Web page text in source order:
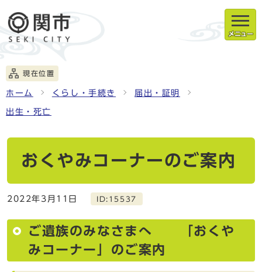
メニュー
現在位置
ホーム くらし・手続き 届出・証明
出生・死亡
おくやみコーナーのご案内
2022年3月11日 ID:15537
ご遺族のみなさまへ 「おくや
みコーナー」のご案内